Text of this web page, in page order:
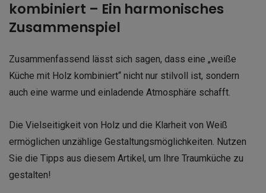
kombiniert – Ein harmonisches
Zusammenspiel
Zusammenfassend lässt sich sagen, dass eine „weiße
Küche mit Holz kombiniert“ nicht nur stilvoll ist, sondern
auch eine warme und einladende Atmosphäre schafft.
Die Vielseitigkeit von Holz und die Klarheit von Weiß
ermöglichen unzählige Gestaltungsmöglichkeiten. Nutzen
Sie die Tipps aus diesem Artikel, um Ihre Traumküche zu
gestalten!